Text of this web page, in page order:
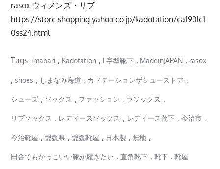
rasox ウィメンズ・リブ
https://store.shopping.yahoo.co.jp/kadotation/ca190lc1
0ss24.html
Tags: imabari , Kadotation , L字型靴下 , MadeinJAPAN , rasox
,shoes , しまなみ海道 , カドテーションザシューストア ,
シューズ , ソックス , ファッション , ラソックス ,
リブソックス , レディースソックス , レディース靴下 ,今治市 ,
今治靴屋 ,愛媛県 ,愛媛靴屋 , 日本製 ,無地 ,
田舎でもかっこいい靴が履きたい ,直角靴下 ,靴下 ,靴屋